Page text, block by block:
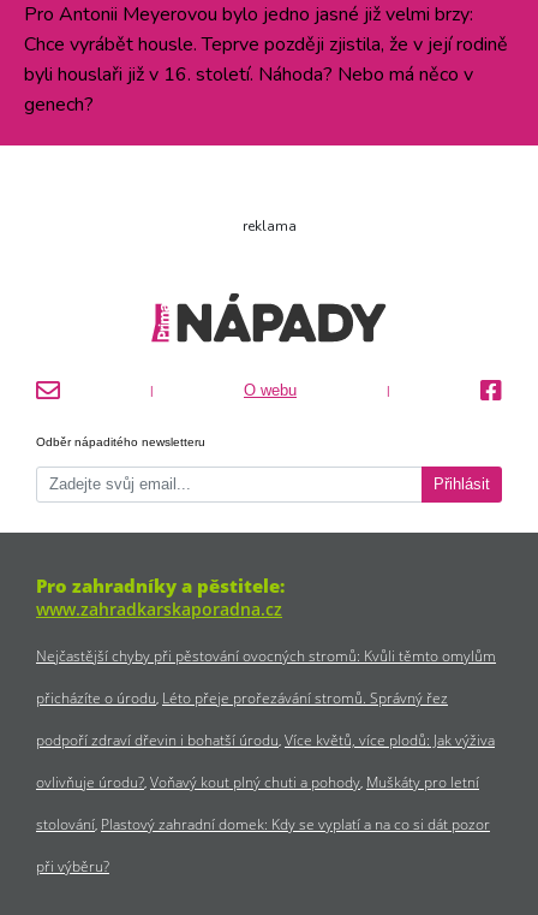
Pro Antonii Meyerovou bylo jedno jasné již velmi brzy:
Chce vyrábět housle. Teprve později zjistila, že v její rodině
byli houslaři již v 16. století. Náhoda? Nebo má něco v
genech?
reklama
| O webu |
Odběr nápaditého newsletteru
Přihlásit
Pro zahradníky a pěstitele:
www.zahradkarskaporadna.cz
Nejčastější chyby při pěstování ovocných stromů: Kvůli těmto omylům
přicházíte o úrodu Léto přeje prořezávání stromů. Správný řez
podpoří zdraví dřevin i bohatší úrodu Více květů, více plodů: Jak výživa
ovlivňuje úrodu? Voňavý kout plný chuti a pohody Muškáty pro letní
stolování Plastový zahradní domek: Kdy se vyplatí a na co si dát pozor
při výběru?